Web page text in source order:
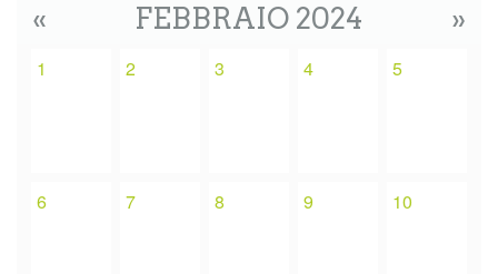
« FEBBRAIO 2024 »
1 2 3 4 5
6 7 8 9 10